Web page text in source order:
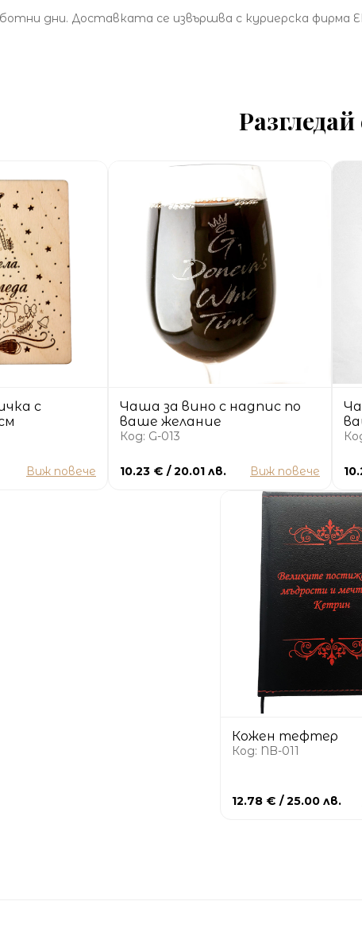
дни. Доставката се извършва с куриерска
с
Виж повече
Чаша за вино с надпис по
ваше желание
Код: G-013
10.23 € / 20.01 лв. Виж повече
Кожен тефтер
Код: NB-011
12.78 € / 25.00 лв.